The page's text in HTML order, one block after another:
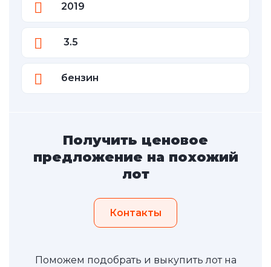
2019
3.5
бензин
Получить ценовое
предложение на похожий
лот
Контакты
Поможем подобрать и выкупить лот на